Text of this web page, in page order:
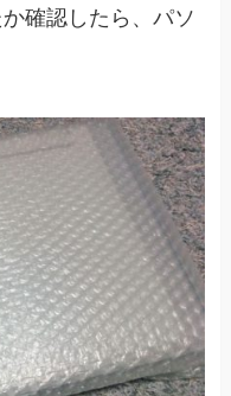
確認したら、パソ